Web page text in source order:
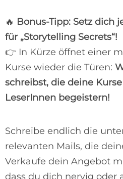
🔥 Bonus-Tipp: Setz dich
für „Storytelling Secrets“!
👉 In Kürze öffnet einer
Kurse wieder die Türen:
schreibst, die deine
LeserInnen begeistern!
Schreibe endlich die
relevanten Mails, die
Verkaufe dein Angebot
dass du dich nervig oder